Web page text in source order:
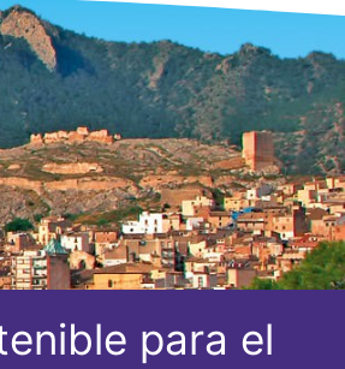
para el